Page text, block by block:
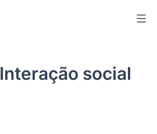
Interação social